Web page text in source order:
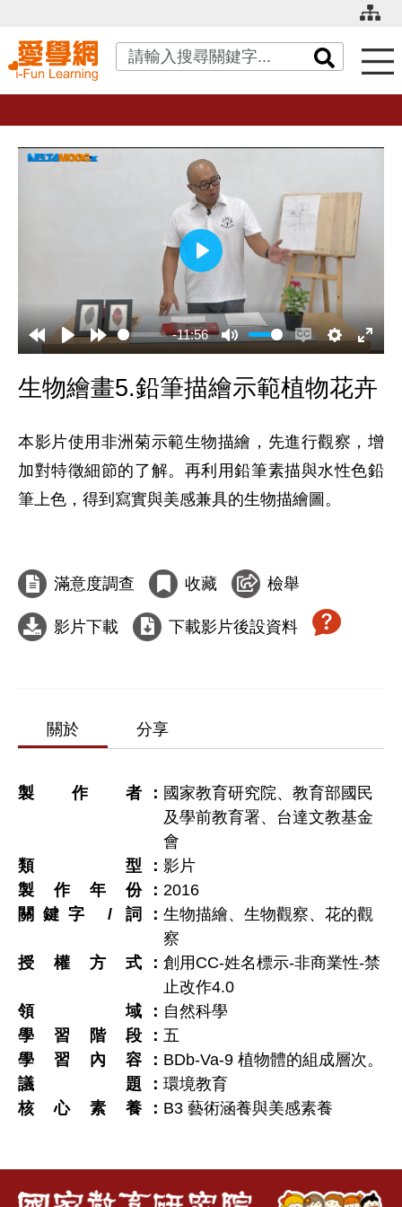
關鍵字搜尋
-11:56
播
放
生物繪畫5.鉛筆描繪示範植物花卉
本影片使用非洲菊示範生物描繪，先進行觀察，增
加對特徵細節的了解。再利用鉛筆素描與水性色鉛
筆上色，得到寫實與美感兼具的生物描繪圖。
滿意度調查 收藏 檢舉
影片下載 下載影片後設資料
關於 分享
製作者
國家教育研究院、教育部國民
及學前教育署、台達文教基金
會
類型
影片
製作年份
2016
關鍵字 / 詞
生物描繪、生物觀察、花的觀
察
授權方式
創用CC-姓名標示-非商業性-禁
止改作4.0
領域
自然科學
學習階段
五
學習內容
BDb-Va-9 植物體的組成層次。
議題
環境教育
核心素養
B3 藝術涵養與美感素養